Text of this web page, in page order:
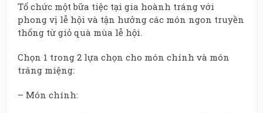
Tổ chức một bữa tiệc tại gia hoành tráng với
phong vị lễ hội và tận hưởng các món ngon truyền
thống từ giỏ quà mùa lễ hội.
Chọn 1 trong 2 lựa chọn cho món chính và món
tráng miệng:
– Món chính: